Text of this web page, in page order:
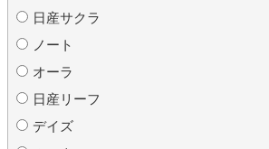
日産サクラ
ノート
オーラ
日産リーフ
デイズ